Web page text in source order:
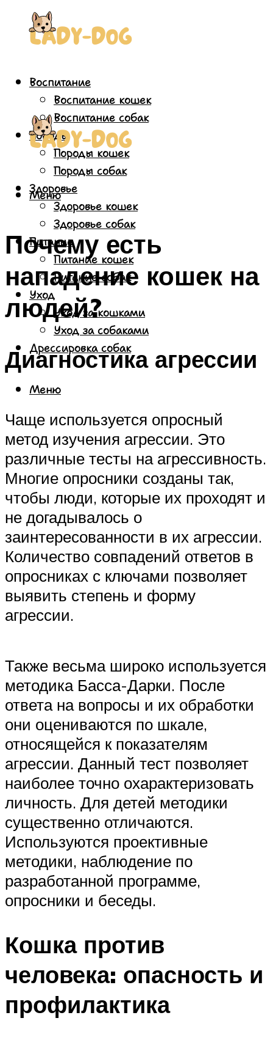
Воспитание
Воспитание кошек
Воспитание собак
Породы
Породы кошек
Породы собак
Здоровье
Здоровье кошек
Здоровье собак
Питание
Питание кошек
Питание собак
Уход
Уход за кошками
Уход за собаками
Дрессировка собак
Меню
Меню
Почему есть
нападение кошек на
людей?
Диагностика агрессии
Чаще используется опросный
метод изучения агрессии. Это
различные тесты на агрессивность.
Многие опросники созданы так,
чтобы люди, которые их проходят и
не догадывалось о
заинтересованности в их агрессии.
Количество совпадений ответов в
опросниках с ключами позволяет
выявить степень и форму
агрессии.
Также весьма широко используется
методика Басса-Дарки. После
ответа на вопросы и их обработки
они оцениваются по шкале,
относящейся к показателям
агрессии. Данный тест позволяет
наиболее точно охарактеризовать
личность. Для детей методики
существенно отличаются.
Используются проективные
методики, наблюдение по
разработанной программе,
опросники и беседы.
Кошка против
человека: опасность и
профилактика